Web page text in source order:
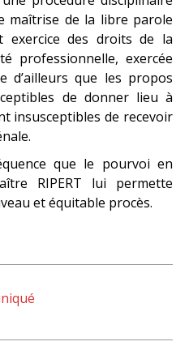
maîtrise de la libre parole
exercice des droits de la
professionnelle, exercée
d’ailleurs que les propos
de donner lieu à
insusceptibles de recevoir
que le pourvoi en
RIPERT lui permette
et équitable procès.